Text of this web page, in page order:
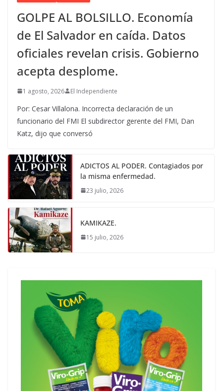
GOLPE AL BOLSILLO. Economía
de El Salvador en caída. Datos
oficiales revelan crisis. Gobierno
acepta desplome.
1 agosto, 2026 El Independiente
Por: Cesar Villalona. Incorrecta declaración de un
funcionario del FMI El subdirector gerente del FMI, Dan
Katz, dijo que conversó
ADICTOS AL PODER. Contagiados por
la misma enfermedad.
23 julio, 2026
KAMIKAZE.
15 julio, 2026